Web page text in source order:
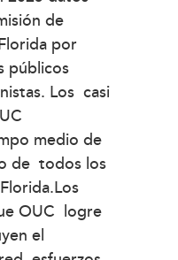
de
por
públicos
Los casi
medio de
de todos los
OUC logre
el